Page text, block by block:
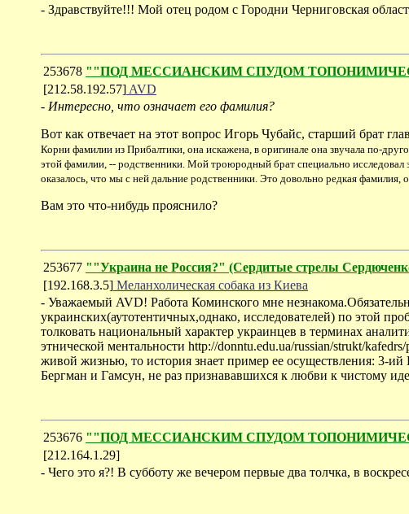
- Здравствуйте!!! Мой отец родом с Городни Черниговская
253678 ""ПОД МЕССИАНСКИМ СПУДОМ
[212.58.192.57] AVD
- Интересно, что означает его фамилия?
Вот как отвечает на этот вопрос Игорь Чубайс, старший брат
Корни фамилии из Прибалтики, она искажена, в оригинале она звучала по-
этой фамилии, -- родственники. Мой троюродный брат специально
оказалось, что мы с ней дальние родственники. Это довольно редкая фамилия,
Вам это что-нибудь прояснило?
253677 ""Украина не Россия?" (Cердитые стрелы
[192.168.3.5] Меланхолическая собака из Киева
- Уважаемый AVD! Работа Коминского мне
украинских(аутотентичных,однако, исследователей) по этой
толковать национальный характер украинцев в терминах
этнической ментальности http://donntu.edu.ua/russian/strukt/
живой жизнью, то история знает пример ее осуществления: 3-
Бергман и Гамсун, не раз признававшихся к любви к чистому
253676 ""ПОД МЕССИАНСКИМ СПУДОМ
[212.164.1.29]
- Чего это я?! В субботу же вечером первые два толчка, в